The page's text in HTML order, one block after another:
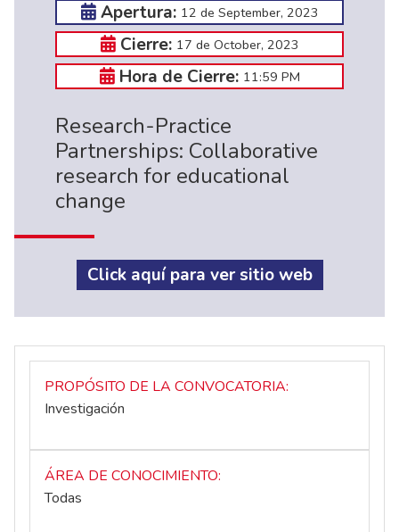
Apertura: 12 de September, 2023
Cierre: 17 de October, 2023
Hora de Cierre: 11:59 PM
Research-Practice
Partnerships: Collaborative
research for educational
change
Click aquí para ver sitio web
PROPÓSITO DE LA CONVOCATORIA
Investigación
ÁREA DE CONOCIMIENTO
Todas